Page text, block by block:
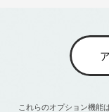
これらのオプション機能